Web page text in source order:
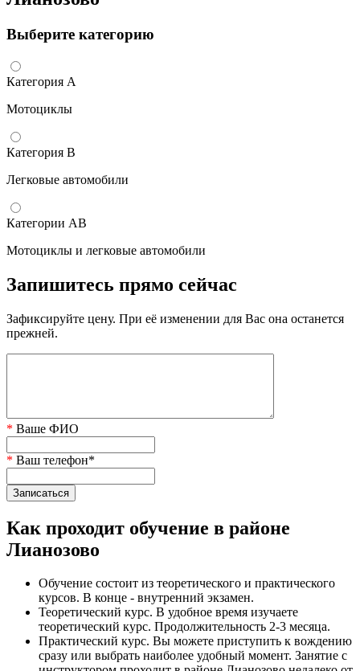
Выберите категорию
Категория А
Мотоциклы
Категория B
Легковые автомобили
Категории AB
Мотоциклы и легковые автомобили
Запишитесь прямо сейчас
Зафиксируйте цену. При её изменении для Вас она останется
прежней.
* Ваше ФИО
* Ваш телефон*
Как проходит обучение в районе
Лианозово
Обучение состоит из теоретического и практического
курсов. В конце - внутренний экзамен.
Теоретический курс. В удобное время изучаете
теоретический курс. Продолжительность 2-3 месяца.
Практический курс. Вы можете приступить к вождению
сразу или выбрать наиболее удобный момент. Занятие с